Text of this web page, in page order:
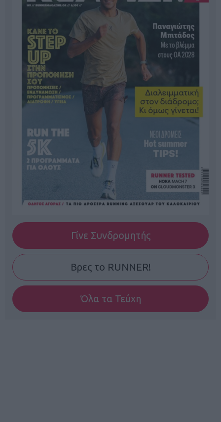
Γίνε Συνδρομητής
Βρες το RUNNER!
Όλα τα Τεύχη